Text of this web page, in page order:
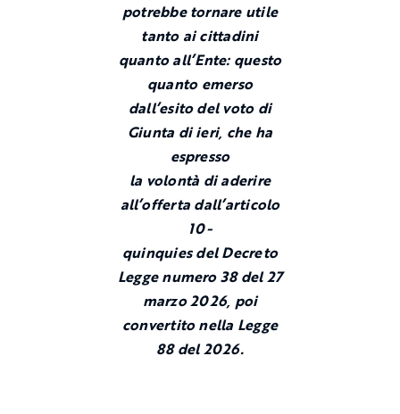
potrebbe tornare utile
tanto ai cittadini
quanto all’Ente: questo
quanto emerso
dall’esito del voto di
Giunta di ieri, che ha
espresso
la volontà di aderire
all’offerta dall’articolo
10-
quinquies del Decreto
Legge numero 38 del 27
marzo 2026, poi
convertito nella Legge
88 del 2026.